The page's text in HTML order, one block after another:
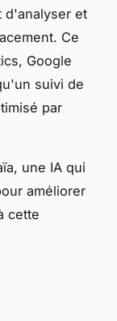
d'analyser et
Ce
Google
suivi de
par
une IA qui
améliorer
cette